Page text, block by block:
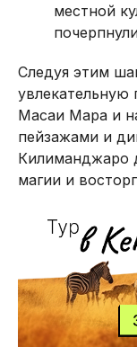
местной
Следуя этим
увлекательную
Масаи Мара и
пейзажами и
Килиманджаро
магии и